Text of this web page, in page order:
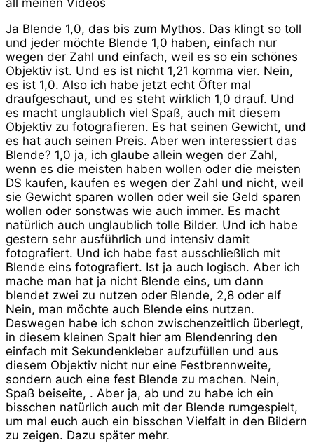
all meinen Videos
Ja Blende 1,0, das bis zum Mythos. Das klingt so toll
und jeder möchte Blende 1,0 haben, einfach nur
wegen der Zahl und einfach, weil es so ein schönes
Objektiv ist. Und es ist nicht 1,21 komma vier. Nein,
es ist 1,0. Also ich habe jetzt echt Öfter mal
draufgeschaut, und es steht wirklich 1,0 drauf. Und
es macht unglaublich viel Spaß, auch mit diesem
Objektiv zu fotografieren. Es hat seinen Gewicht, und
es hat auch seinen Preis. Aber wen interessiert das
Blende? 1,0 ja, ich glaube allein wegen der Zahl,
wenn es die meisten haben wollen oder die meisten
DS kaufen, kaufen es wegen der Zahl und nicht, weil
sie Gewicht sparen wollen oder weil sie Geld sparen
wollen oder sonstwas wie auch immer. Es macht
natürlich auch unglaublich tolle Bilder. Und ich habe
gestern sehr ausführlich und intensiv damit
fotografiert. Und ich habe fast ausschließlich mit
Blende eins fotografiert. Ist ja auch logisch. Aber ich
mache man hat ja nicht Blende eins, um dann
blendet zwei zu nutzen oder Blende, 2,8 oder elf
Nein, man möchte auch Blende eins nutzen.
Deswegen habe ich schon zwischenzeitlich überlegt,
in diesem kleinen Spalt hier am Blendenring den
einfach mit Sekundenkleber aufzufüllen und aus
diesem Objektiv nicht nur eine Festbrennweite,
sondern auch eine fest Blende zu machen. Nein,
Spaß beiseite, . Aber ja, ab und zu habe ich ein
bisschen natürlich auch mit der Blende rumgespielt,
um mal euch auch ein bisschen Vielfalt in den Bildern
zu zeigen. Dazu später mehr.